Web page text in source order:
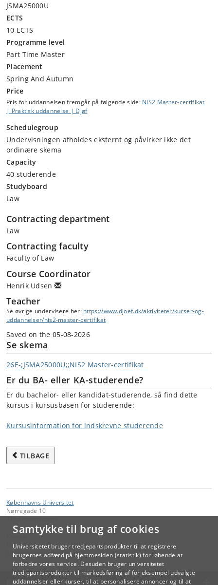
Samtykke til brug af cookies
Universitetet bruger tredjepartsprodukter til at registrere
brugernes adfærd på hjemmesiden (statistik) for løbende at
forbedre vores service. Desuden bruger universitetet
tredjepartsprodukter til markedsføring af for eksempel udvalgte
uddannelser eller kurser, til at personalisere annoncer og til at
JSMA25000U
ECTS
10 ECTS
Programme level
Part Time Master
Placement
Spring And Autumn
Price
Pris for uddannelsen fremgår på følgende side: NIS2 Master-certifikat
| Praktisk uddannelse | Djøf
Schedulegroup
Undervisningen afholdes eksternt og påvirker ikke det
ordinære skema
Capacity
40 studerende
Studyboard
Law
Contracting department
Law
Contracting faculty
Faculty of Law
Course Coordinator
Henrik Udsen
Teacher
Se øvrige undervisere her: https:/​/​www.djoef.dk/​aktiviteter/​kurser-og-
uddannelser/​nis2-master-certifikat
Saved on the 05-08-2026
Se skema
26E-;JSMA25000U;;NIS2 Master-certifikat
Er du BA- eller KA-studerende?
Er du bachelor- eller kandidat-studerende, så find dette
kursus i kursusbasen for studerende:
Kursusinformation for indskrevne studerende
TILBAGE
Københavns Universitet
Nørregade 10
Videreuddannelse og Livslang Læring
lifelonglearning@adm.ku.dk
KØBENHAVNS UNIVERSITET